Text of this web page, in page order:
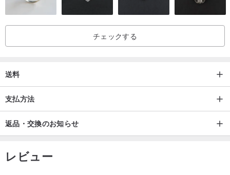
チェックする
送料
支払方法
返品・交換のお知らせ
レビュー